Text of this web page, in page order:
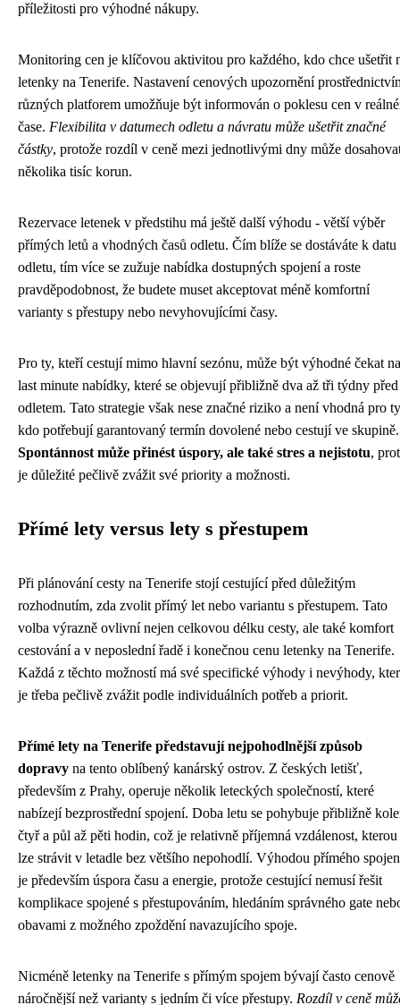
příležitosti pro výhodné nákupy.
Monitoring cen je klíčovou aktivitou pro každého, kdo chce ušetřit
letenky na Tenerife. Nastavení cenových upozornění
různých platforem umožňuje být informován o poklesu cen v
čase. Flexibilita v datumech odletu a návratu může ušetřit značné
částky, protože rozdíl v ceně mezi jednotlivými dny může
několika tisíc korun.
Rezervace letenek v předstihu má ještě další výhodu - větší výběr
přímých letů a vhodných časů odletu. Čím blíže se dostáváte k datu
odletu, tím více se zužuje nabídka dostupných spojení a roste
pravděpodobnost, že budete muset akceptovat méně komfortní
varianty s přestupy nebo nevyhovujícími časy.
Pro ty, kteří cestují mimo hlavní sezónu, může být výhodné čekat na
last minute nabídky, které se objevují přibližně dva až tři týdny před
odletem. Tato strategie však nese značné riziko a není vhodná pro
kdo potřebují garantovaný termín dovolené nebo cestují ve skupině.
Spontánnost může přinést úspory, ale také stres a nejistotu,
je důležité pečlivě zvážit své priority a možnosti.
Přímé lety versus lety s přestupem
Při plánování cesty na Tenerife stojí cestující před důležitým
rozhodnutím, zda zvolit přímý let nebo variantu s přestupem. Tato
volba výrazně ovlivní nejen celkovou délku cesty, ale také komfort
cestování a v neposlední řadě i konečnou cenu letenky na Tenerife.
Každá z těchto možností má své specifické výhody i nevýhody,
je třeba pečlivě zvážit podle individuálních potřeb a priorit.
Přímé lety na Tenerife představují nejpohodlnější způsob
dopravy na tento oblíbený kanárský ostrov. Z českých letišť,
především z Prahy, operuje několik leteckých společností, které
nabízejí bezprostřední spojení. Doba letu se pohybuje přibližně
čtyř a půl až pěti hodin, což je relativně příjemná vzdálenost, kterou
lze strávit v letadle bez většího nepohodlí. Výhodou přímého
je především úspora času a energie, protože cestující nemusí řešit
komplikace spojené s přestupováním, hledáním správného gate
obavami z možného zpoždění navazujícího spoje.
Nicméně letenky na Tenerife s přímým spojem bývají často cenově
náročnější než varianty s jedním či více přestupy. Rozdíl v ceně